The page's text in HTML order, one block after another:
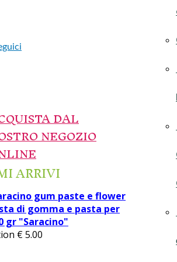
DAL
NEGOZIO
ARRIVI
gum paste e flower
di gomma e pasta per
gr "Saracino"
€5.00